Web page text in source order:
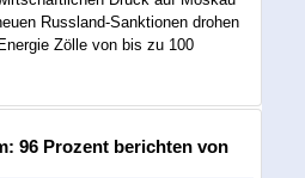
Russland-Sanktionen drohen
Zölle von bis zu 100
96 Prozent berichten von